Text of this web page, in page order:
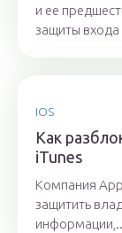
и ее
защиты входа
IOS
Как
iTunes
Компания
защитить